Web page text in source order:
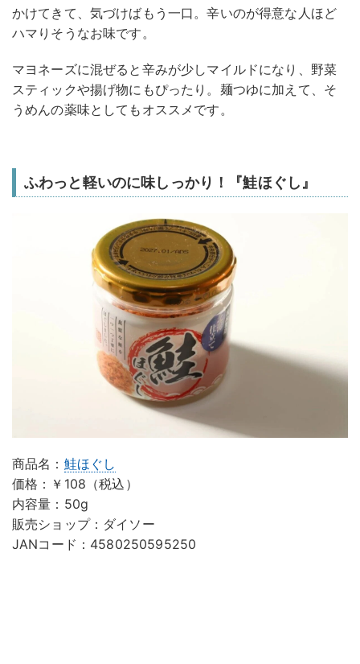
かけてきて、気づけばもう一口。辛いのが得意な人ほど
ハマりそうなお味です。
マヨネーズに混ぜると辛みが少しマイルドになり、野菜
スティックや揚げ物にもぴったり。麺つゆに加えて、そ
うめんの薬味としてもオススメです。
ふわっと軽いのに味しっかり！『鮭ほぐし』
商品名： 鮭ほぐし
価格：￥108（税込）
内容量：50g
販売ショップ：ダイソー
JANコード：4580250595250